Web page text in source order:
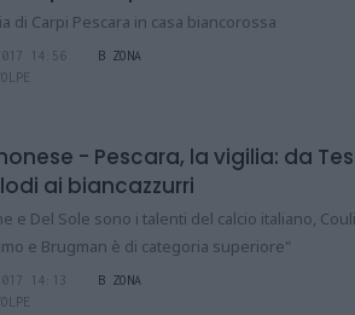
di Carpi Pescara in casa biancorossa
14:56
B ZONA
- Pescara, la vigilia: da
ai biancazzurri
e Del Sole sono i talenti del calcio italiano,
e Brugman è di categoria superiore"
14:13
B ZONA